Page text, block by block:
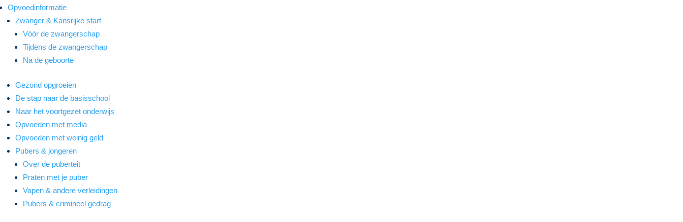
Opvoedinformatie
Zwanger & Kansrijke start
Vóór de zwangerschap
Tijdens de zwangerschap
Na de geboorte
Gezond opgroeien
De stap naar de basisschool
Naar het voortgezet onderwijs
Opvoeden met media
Opvoeden met weinig geld
Pubers & jongeren
Over de puberteit
Praten met je puber
Vapen & andere verleidingen
Pubers & crimineel gedrag